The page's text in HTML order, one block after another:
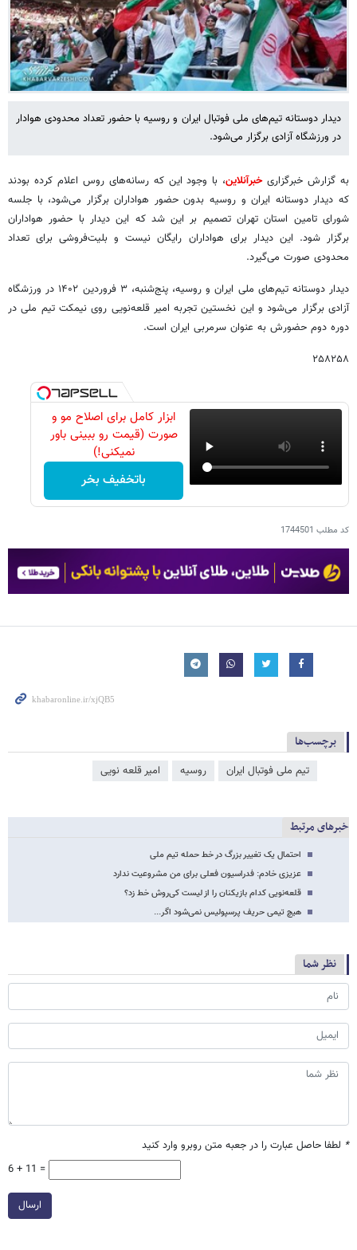
دیدار دوستانه تیم‌های ملی فوتبال ایران و روسیه با حضور تعداد محدودی هوادار
در ورزشگاه آزادی برگزار می‌شود.
به گزارش خبرگزاریخبرآنلاین، با وجود این که رسانه‌های روس اعلام کرده بودند
که دیدار دوستانه ایران و روسیه بدون حضور هواداران برگزار می‌شود، با جلسه
شورای تامین استان تهران تصمیم بر این شد که این دیدار با حضور هواداران
برگزار شود. این دیدار برای هواداران رایگان نیست و بلیت‌فروشی برای تعداد
محدودی صورت می‌گیرد.
دیدار دوستانه تیم‌های ملی ایران و روسیه، پنج‌شنبه، ۳ فروردین ۱۴۰۲ در ورزشگاه
آزادی برگزار می‌شود و این نخستین تجربه امیر قلعه‌نویی روی نیمکت تیم ملی در
دوره دوم حضورش به عنوان سرمربی ایران است.
۲۵۸۲۵۸
ابزار کامل برای اصلاح مو و
صورت (قیمت رو ببینی باور
نمیکنی!)
باتخفیف بخر
کد مطلب 1744501
برچسب‌ها
تیم ملی فوتبال ایران روسیه امیر قلعه نویی
خبرهای مرتبط
احتمال یک تغییر بزرگ در خط حمله تیم ملی
عزیزی خادم: فدراسیون فعلی برای من مشروعیت ندارد
قلعه‌نویی کدام بازیکنان را از لیست کی‌روش خط زد؟
هیچ تیمی حریف پرسپولیس نمی‌شود اگر...
نظر شما
* لطفا حاصل عبارت را در جعبه متن روبرو وارد کنید
6 + 11 =
ارسال